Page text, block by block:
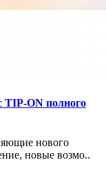
ON полного
нового
новые возмо..